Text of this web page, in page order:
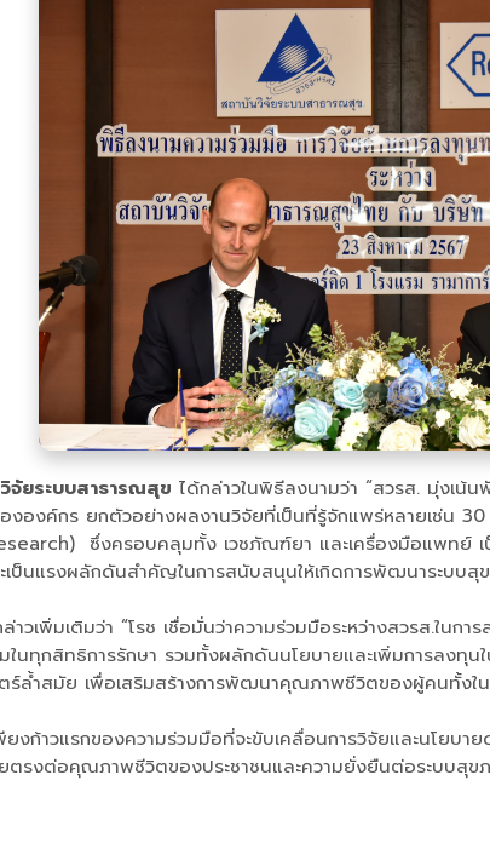
ยระบบสาธารณสุข ได้กล่าวในพิธีลงนามว่า “สวรส. มุ่งเน้
องค์กร ยกตัวอย่างผลงานวิจัยที่เป็นที่รู้จักแพร่หลายเช่น
ซึ่งครอบคลุมทั้ง เวชภัณฑ์ยา และเครื่องมือแพทย์ เ
ป็นแรงผลักดันสำคัญในการสนับสนุนให้เกิดการพัฒนาระบบ
าวเพิ่มเติมว่า “โรช เชื่อมั่นว่าความร่วมมือระหว่างสวรส.ในก
ในทุกสิทธิการรักษา รวมทั้งผลักดันนโยบายและเพิ่มการลงทุ
ล้ำสมัย เพื่อเสริมสร้างการพัฒนาคุณภาพชีวิตของผู้คนทั้งใ
ก้าวแรกของความร่วมมือที่จะขับเคลื่อนการวิจัยและนโยบา
รงต่อคุณภาพชีวิตของประชาชนและความยั่งยืนต่อระบบสุขภ